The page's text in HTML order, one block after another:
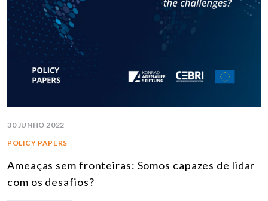
30 JUNHO 2022
POLICY PAPERS
Ameaças sem fronteiras: Somos capazes de lidar
com os desafios?